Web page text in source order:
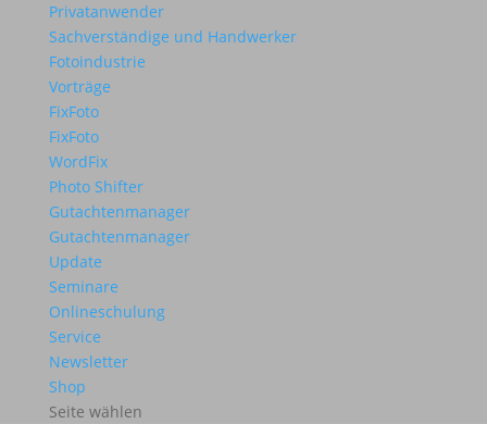
Privatanwender
Sachverständige und Handwerker
Fotoindustrie
Vorträge
FixFoto
FixFoto
WordFix
Photo Shifter
Gutachtenmanager
Gutachtenmanager
Update
Seminare
Onlineschulung
Service
Newsletter
Shop
Seite wählen